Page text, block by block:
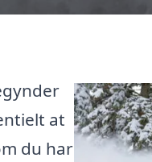
at
du har